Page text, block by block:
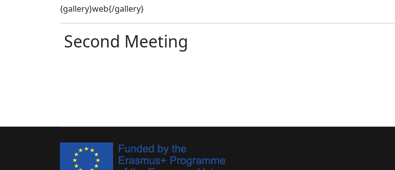
{gallery}web{/gallery}
Second Meeting